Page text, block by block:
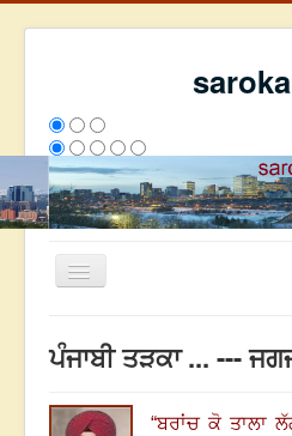
Toggle
ਰਚਨਾਵਾਂ
ਸਰੋਕਾਰ ਦੇ ਲੇਖਕ
ਪੰਜਾਬੀ ਤੜਕਾ ... ---
“ਬਰਾਂਚ ਕੋ ਤਾਲਾ